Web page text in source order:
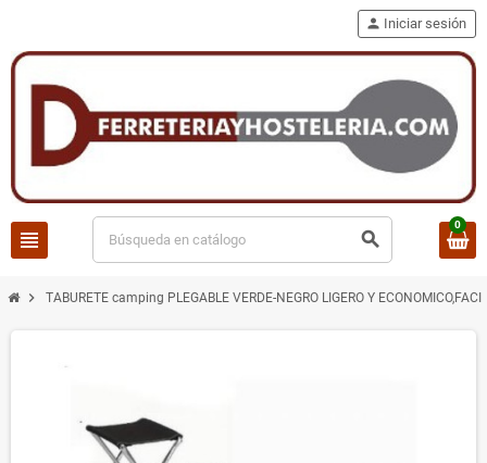
view_headline search
person Iniciar sesión
0
chevron_right TABURETE camping PLEGABLE VERDE-NEGRO LIGERO Y